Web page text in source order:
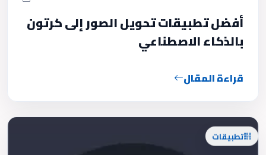
أفضل تطبيقات تحويل الصور إلى كرتون
بالذكاء الاصطناعي
قراءة المقال
تطبيقات